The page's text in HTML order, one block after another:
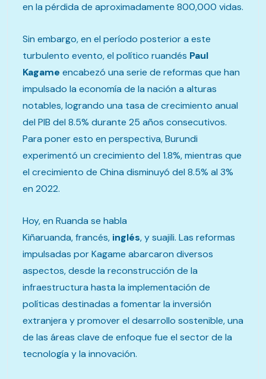
en la pérdida de aproximadamente 800,000 vidas.
Sin embargo, en el período posterior a este
turbulento evento, el político ruandés Paul
Kagame encabezó una serie de reformas que han
impulsado la economía de la nación a alturas
notables, logrando una tasa de crecimiento anual
del PIB del 8.5% durante 25 años consecutivos.
Para poner esto en perspectiva, Burundi
experimentó un crecimiento del 1.8%, mientras que
el crecimiento de China disminuyó del 8.5% al 3%
en 2022.
Hoy, en Ruanda se habla
Kiñaruanda, francés, inglés, y​ suajili. Las reformas
impulsadas por Kagame abarcaron diversos
aspectos, desde la reconstrucción de la
infraestructura hasta la implementación de
políticas destinadas a fomentar la inversión
extranjera y promover el desarrollo sostenible, una
de las áreas clave de enfoque fue el sector de la
tecnología y la innovación.